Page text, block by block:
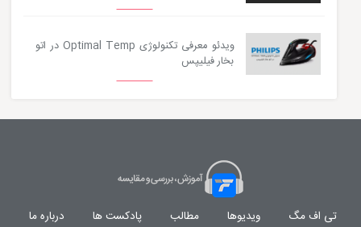
ویدئو معرفی تکنولوژی Optimal Temp در اتو
بخار فیلیپس
تی اف مگ ویدیوها مطالب پادکست ها درباره ما